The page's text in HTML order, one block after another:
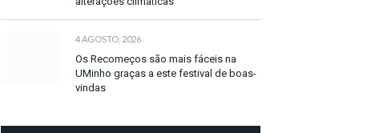
4 AGOSTO, 2026
Os Recomeços são mais fáceis na
UMinho graças a este festival de boas-
vindas